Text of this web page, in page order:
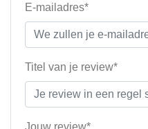
E-mailadres*
Titel van je review*
Jouw review*